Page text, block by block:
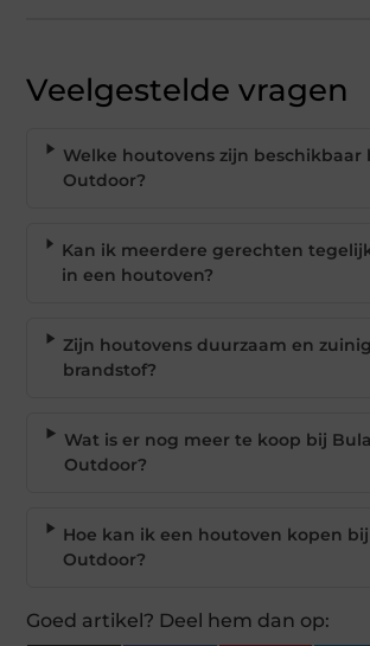
Veelgestelde vragen
Welke houtovens zijn beschikbaar
Outdoor?
Kan ik meerdere gerechten
in een houtoven?
Zijn houtovens duurzaam en
brandstof?
Wat is er nog meer te koop bij Bula
Outdoor?
Hoe kan ik een houtoven kopen
Outdoor?
Goed artikel? Deel hem dan op: